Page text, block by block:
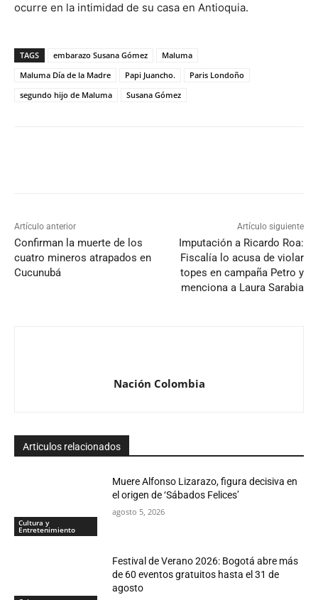
ocurre en la intimidad de su casa en Antioquia.
TAGS embarazo Susana Gómez
Maluma
Maluma Día de la Madre
Papi Juancho.
Paris Londoño
segundo hijo de Maluma
Susana Gómez
Artículo anterior
Confirman la muerte de los
cuatro mineros atrapados en
Cucunubá
Artículo siguiente
Imputación a Ricardo Roa:
Fiscalía lo acusa de violar
topes en campaña Petro y
menciona a Laura Sarabia
Nación Colombia
Articulos relacionados
Cultura y
Entretenimiento
Muere Alfonso Lizarazo, figura decisiva en
el origen de ‘Sábados Felices’
agosto 5, 2026
Festival de Verano 2026: Bogotá abre más
de 60 eventos gratuitos hasta el 31 de
agosto